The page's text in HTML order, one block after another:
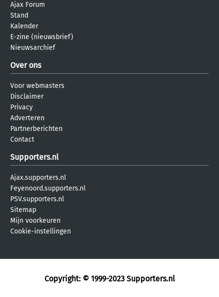
Ajax Forum
Stand
Kalender
E-zine (nieuwsbrief)
Nieuwsarchief
Over ons
Voor webmasters
Disclaimer
Privacy
Adverteren
Partnerberichten
Contact
Supporters.nl
Ajax.supporters.nl
Feyenoord.supporters.nl
PSV.supporters.nl
Sitemap
Mijn voorkeuren
Cookie-instellingen
Copyright: © 1999-2023 Supporters.nl